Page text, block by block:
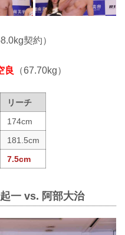
契約）
良 （67.70kg）
リーチ
174cm
181.5cm
7.5cm
一 vs. 阿部大治